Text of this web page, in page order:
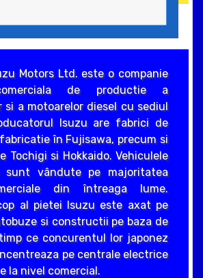
Motors Ltd. este o companie
de productie a
si a motoarelor diesel cu sediul
Isuzu are fabrici de
în Fujisawa, precum si
Tochigi si Hokkaido. Vehiculele
sunt vândute pe majoritatea
din întreaga lume.
al pietei Isuzu este axat pe
si constructii pe baza de
ce concurentul lor japonez
pe centrale electrice
la nivel comercial.